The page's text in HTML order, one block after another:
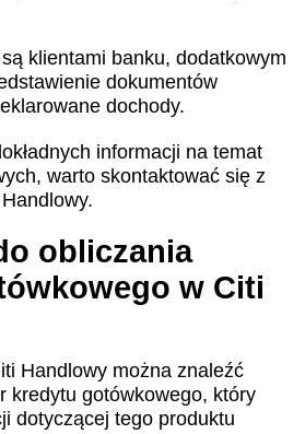
klientami banku, dodatkowym
dokumentów
dochody.
informacji na temat
warto skontaktować się z
obliczania
w Citi
Handlowy można znaleźć
kredytu gotówkowego, który
dotyczącej tego produktu